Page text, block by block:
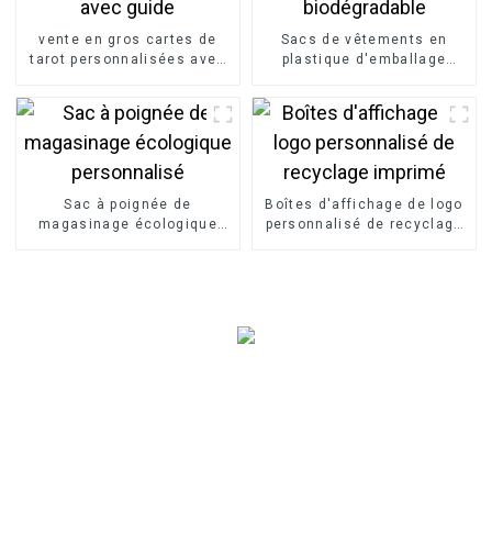
vente en gros cartes de
tarot personnalisées avec
Sacs de vêtements en
plastique d'emballage
Sac à poignée de
magasinage écologique
Boîtes d'affichage de logo
personnalisé de recyclage